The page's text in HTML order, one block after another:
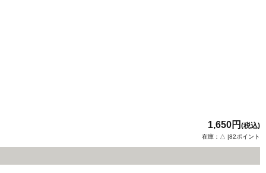
1,650円 (税込)
在庫：△ |82ポイント